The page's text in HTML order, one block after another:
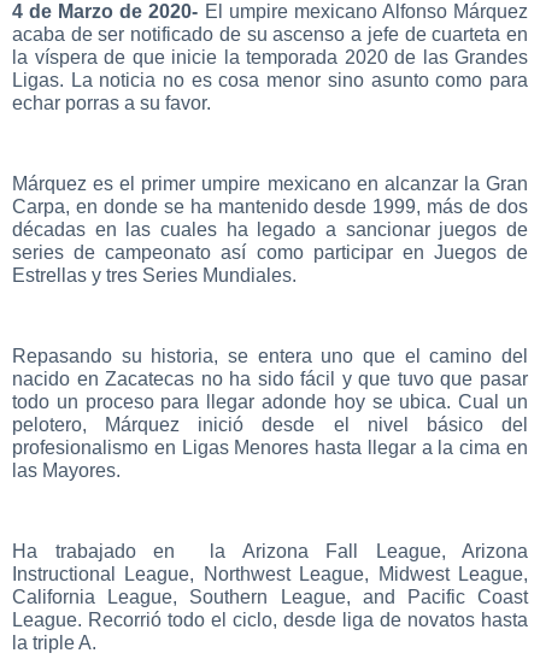
4 de Marzo de 2020- El umpire mexicano Alfonso Márquez
acaba de ser notificado de su ascenso a jefe de cuarteta en
la víspera de que inicie la temporada 2020 de las Grandes
Ligas. La noticia no es cosa menor sino asunto como para
echar porras a su favor.
Márquez es el primer umpire mexicano en alcanzar la Gran
Carpa, en donde se ha mantenido desde 1999, más de dos
décadas en las cuales ha legado a sancionar juegos de
series de campeonato así como participar en Juegos de
Estrellas y tres Series Mundiales.
Repasando su historia, se entera uno que el camino del
nacido en Zacatecas no ha sido fácil y que tuvo que pasar
todo un proceso para llegar adonde hoy se ubica. Cual un
pelotero, Márquez inició desde el nivel básico del
profesionalismo en Ligas Menores hasta llegar a la cima en
las Mayores.
Ha trabajado en la Arizona Fall League, Arizona
Instructional League, Northwest League, Midwest League,
California League, Southern League, and Pacific Coast
League. Recorrió todo el ciclo, desde liga de novatos hasta
la triple A.